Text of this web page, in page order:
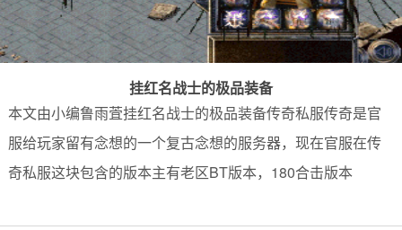
挂红名战士的极品装备
本文由小编鲁雨萓挂红名战士的极品装备传奇私服传奇是官
服给玩家留有念想的一个复古念想的服务器，现在官服在传
奇私服这块包含的版本主有老区BT版本，180合击版本